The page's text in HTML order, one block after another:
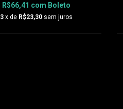
R$66,41 com Boleto
3 x de R$23,30 sem juros